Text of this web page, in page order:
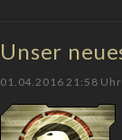
Unser
01.04.2016 21:58 Uhr